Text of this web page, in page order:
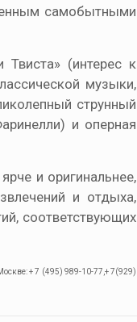
самобытными
(интерес к
музыки,
струнный
и оперная
и оригинальнее,
и отдыха,
соответствующих
+ 7 (495) 989-10-77,+ 7(929)